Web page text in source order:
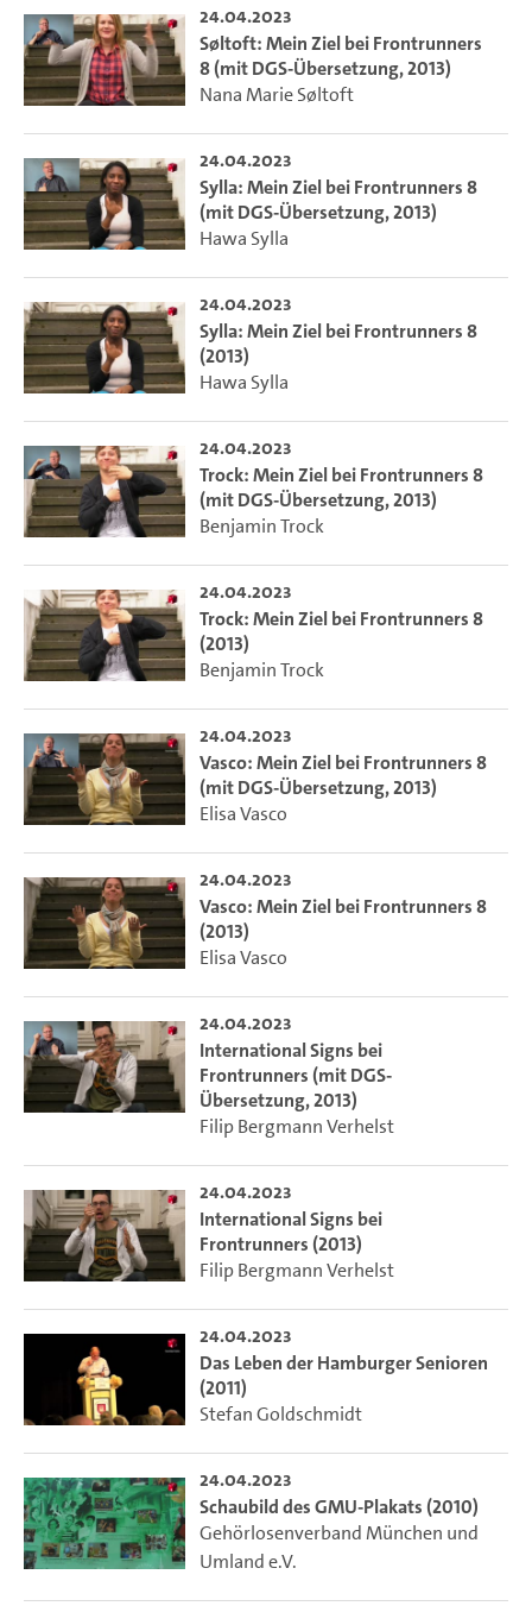
24.04.2023
Søltoft: Mein Ziel bei Frontrunners
8 (mit DGS-Übersetzung, 2013)
Nana Marie Søltoft
24.04.2023
Sylla: Mein Ziel bei Frontrunners 8
(mit DGS-Übersetzung, 2013)
Hawa Sylla
24.04.2023
Sylla: Mein Ziel bei Frontrunners 8
(2013)
Hawa Sylla
24.04.2023
Trock: Mein Ziel bei Frontrunners 8
(mit DGS-Übersetzung, 2013)
Benjamin Trock
24.04.2023
Trock: Mein Ziel bei Frontrunners 8
(2013)
Benjamin Trock
24.04.2023
Vasco: Mein Ziel bei Frontrunners 8
(mit DGS-Übersetzung, 2013)
Elisa Vasco
24.04.2023
Vasco: Mein Ziel bei Frontrunners 8
(2013)
Elisa Vasco
24.04.2023
International Signs bei
Frontrunners (mit DGS-
Übersetzung, 2013)
Filip Bergmann Verhelst
24.04.2023
International Signs bei
Frontrunners (2013)
Filip Bergmann Verhelst
24.04.2023
Das Leben der Hamburger Senioren
(2011)
Stefan Goldschmidt
24.04.2023
Schaubild des GMU-Plakats (2010)
Gehörlosenverband München und
Umland e.V.